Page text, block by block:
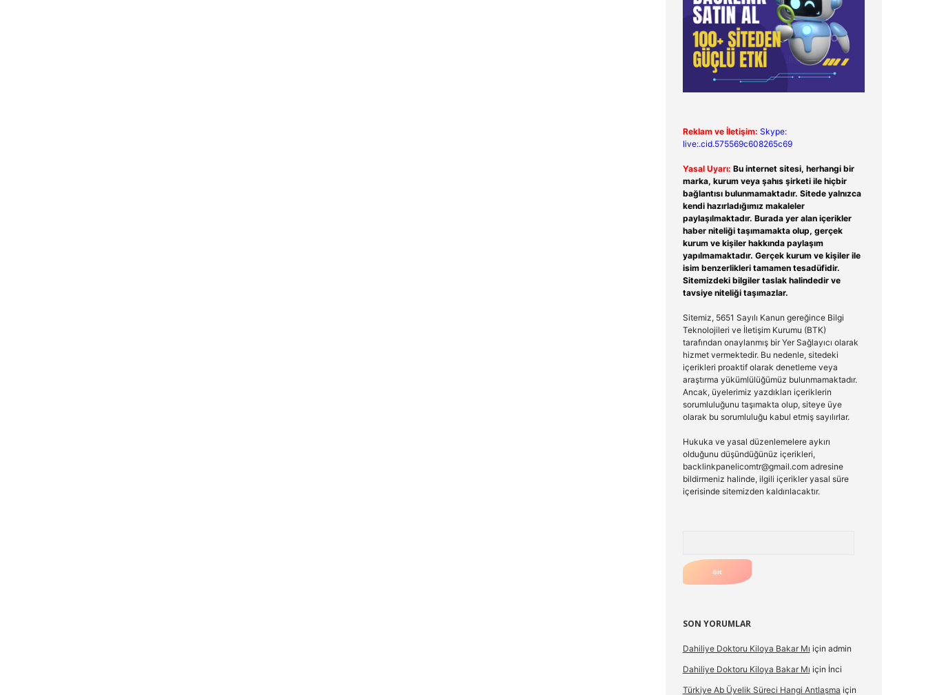
Reklam ve İletişim: Skype:
live:.cid.575569c608265c69
Yasal Uyarı: Bu internet sitesi, herhangi bir
marka, kurum veya şahıs şirketi ile hiçbir
bağlantısı bulunmamaktadır. Sitede yalnızca
kendi hazırladığımız makaleler
paylaşılmaktadır. Burada yer alan içerikler
haber niteliği taşımamakta olup, gerçek
kurum ve kişiler hakkında paylaşım
yapılmamaktadır. Gerçek kurum ve kişiler ile
isim benzerlikleri tamamen tesadüfidir.
Sitemizdeki bilgiler taslak halindedir ve
tavsiye niteliği taşımazlar.
Sitemiz, 5651 Sayılı Kanun gereğince Bilgi
Teknolojileri ve İletişim Kurumu (BTK)
tarafından onaylanmış bir Yer Sağlayıcı olarak
hizmet vermektedir. Bu nedenle, sitedeki
içerikleri proaktif olarak denetleme veya
araştırma yükümlülüğümüz bulunmamaktadır.
Ancak, üyelerimiz yazdıkları içeriklerin
sorumluluğunu taşımakta olup, siteye üye
olarak bu sorumluluğu kabul etmiş sayılırlar.
Hukuka ve yasal düzenlemelere aykırı
olduğunu düşündüğünüz içerikleri,
backlinkpanelicomtr@gmail.comadresine
bildirmeniz halinde, ilgili içerikler yasal süre
içerisinde sitemizden kaldırılacaktır.
SON YORUMLAR
Dahiliye Doktoru Kiloya Bakar Mı için admin
Dahiliye Doktoru Kiloya Bakar Mı için İnci
Türkiye Ab Üyelik Süreci Hangi Antlaşma için